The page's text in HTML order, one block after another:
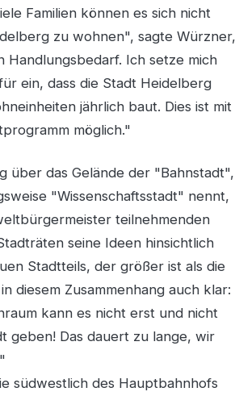
Familien können es sich nicht
zu wohnen", sagte Würzner,
Handlungsbedarf. Ich setze mich
ein, dass die Stadt Heidelberg
jährlich baut. Dies ist mit
möglich."
über das Gelände der "Bahnstadt",
"Wissenschaftsstadt" nennt,
teilnehmenden
seine Ideen hinsichtlich
Stadtteils, der größer ist als die
diesem Zusammenhang auch klar:
kann es nicht erst und nicht
geben! Das dauert zu lange, wir
südwestlich des Hauptbahnhofs